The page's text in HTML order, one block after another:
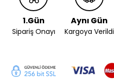
1.Gün
Sipariş Onayı
Aynı Gün
Kargoya Verildi